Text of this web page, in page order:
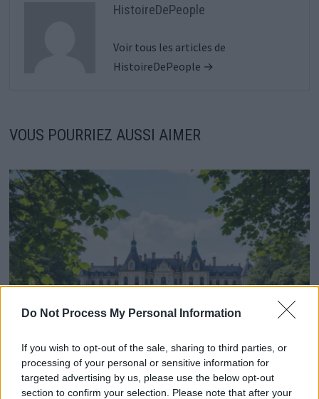
Do Not Process My Personal Information
If you wish to opt-out of the sale, sharing to third parties, or
processing of your personal or sensitive information for
targeted advertising by us, please use the below opt-out
section to confirm your selection. Please note that after your
HistoireDePeople
Voir tous les articles de
HistoireDePeople →
VOUS POURRIEZ AUSSI AIMER
Crise à la royauté norvégienne : le futur de la
princesse Mette-Marit menacé